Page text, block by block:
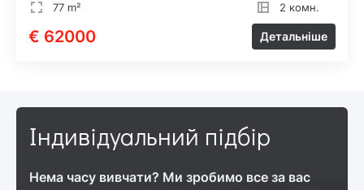
77 m² 2 комн.
€ 62000 Детальніше
Індивідуальний підбір
Нема часу вивчати? Ми зробимо все за вас